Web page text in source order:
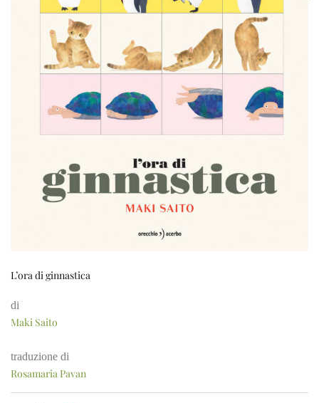
L’ora di ginnastica
di
Maki Saito
traduzione di
Rosamaria Pavan